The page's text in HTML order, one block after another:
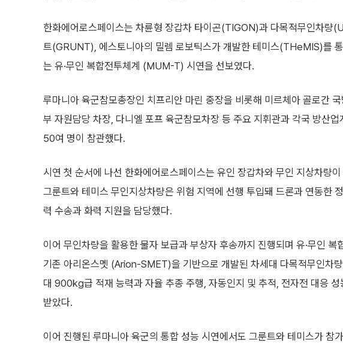
한화에어로스페이스는 차륜형 장갑차 타이곤(TIGON)과 다목적무인차량
트(GRUNT), 에스토니아의 밀렘 로보틱스가 개발한 테미스(THeMIS)를
는 유·무인 복합전투체계 (MUM-T) 시연을 선보였다.
루마니아 육군참모총장인 치프리안 마린 중장을 비롯해 미르체아 골로간
부 자원담당 차장, 다니엘 포프 육군참모차장 등 주요 지휘관과 각국 방산업
50여 명이 참관했다.
시연 첫 순서에 나선 한화에어로스페이스는 유인 장갑차와 무인 지상차량
그룬트와 테미스 무인지상차량은 위험 지역에 선행 투입돼 드론과 연동한
력 수송과 화력 지원을 담당했다.
이어 무인차량을 활용한 물자 보급과 부상자 후송까지 진행되며 유·무인
기존 아리온스멧 (Arion-SMET)을 기반으로 개발된 차세대 다목적무인차
대 900kg급 적재 능력과 자율 추종 주행, 자동인지 및 추적, 전자전 대응
받았다.
이어 진행된 루마니아 육군의 통합 성능 시연에서도 그룬트와 테미스가 참